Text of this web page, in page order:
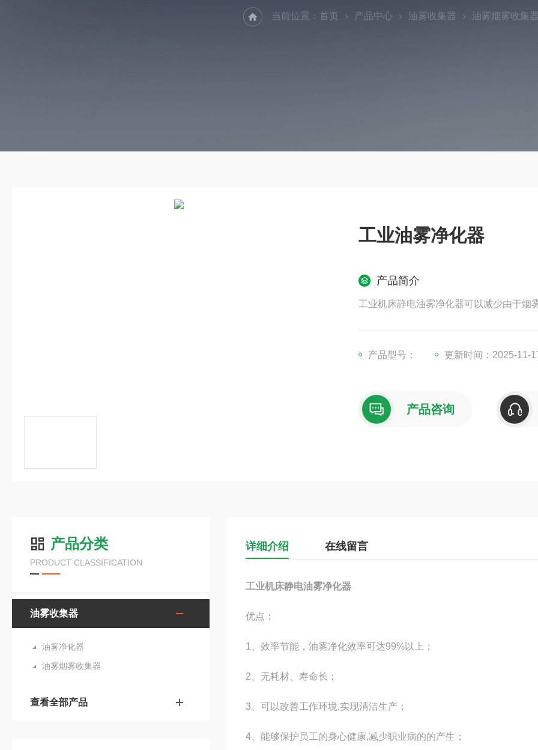
当前位置： 首页 产品中心 油雾收集器 油雾烟雾收集器
工业油雾净化器
产品简介
工业机床静电油雾净化器可以减少由于烟
产品型号： 更新时间：2025-11-
产品咨询
产品分类
PRODUCT CLASSIFICATION
油雾收集器
油雾净化器
油雾烟雾收集器
查看全部产品
详细介绍 在线留言
工业机床静电油雾净化器
优点：
1、效率节能，油雾净化效率可达99%以上；
2、无耗材、寿命长；
3、可以改善工作环境,实现清洁生产；
4、能够保护员工的身心健康,减少职业病的的产生；